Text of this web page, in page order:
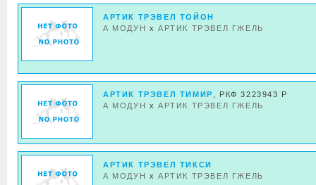
АРТИК ТРЭВЕЛ ТОЙОН
А МОДУН xАРТИК ТРЭВЕЛ ГЖЕЛЬ
АРТИК ТРЭВЕЛ ТИМИР
, РКФ 3223943 Р
А МОДУН xАРТИК ТРЭВЕЛ ГЖЕЛЬ
АРТИК ТРЭВЕЛ ТИКСИ
А МОДУН xАРТИК ТРЭВЕЛ ГЖЕЛЬ